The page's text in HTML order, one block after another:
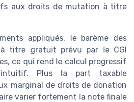
aux droits de mutation à titre
appliqués, le barème des
titre gratuit prévu par le CGI
ce qui rend le calcul progressif
Plus la part taxable
marginal de droits de donation
varier fortement la note finale